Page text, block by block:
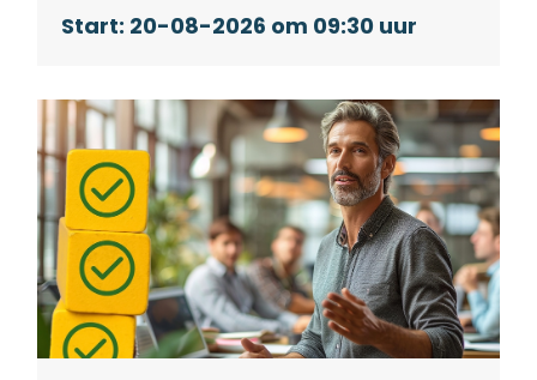
20-08-2026 om 09:30